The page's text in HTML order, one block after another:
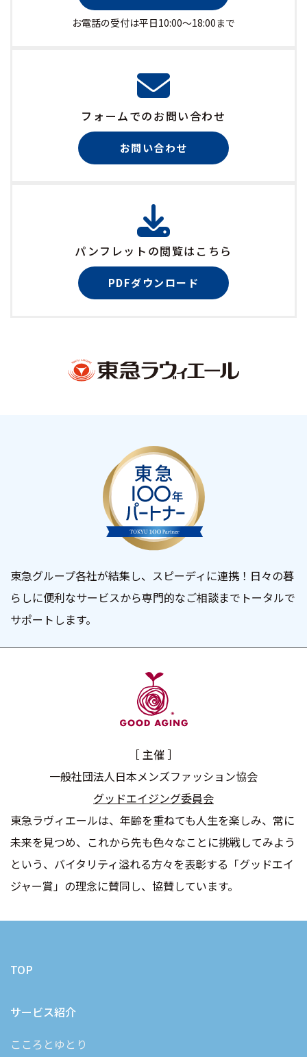
お電話の受付は平日10:00〜18:00まで
フォームでのお問い合わせ
お問い合わせ
パンフレットの閲覧はこちら
PDFダウンロード
東急グループ各社が結集し、スピーディに連携！日々の暮
らしに便利なサービスから専門的なご相談までトータルで
サポートします。
［ 主催 ］
一般社団法人日本メンズファッション協会
グッドエイジング委員会
東急ラヴィエールは、年齢を重ねても人生を楽しみ、常に
未来を見つめ、 これから先も色々なことに挑戦してみよう
という、バイタリティ溢れる方々を表彰する「グッドエイ
ジャー賞」の理念に賛同し、協賛しています。
TOP
サービス紹介
こころとゆとり